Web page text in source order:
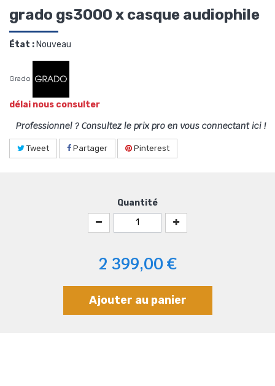
grado gs3000 x casque audiophile
État :Nouveau
Grado
délai nous consulter
Professionnel ? Consultez le prix pro en vous connectant ici !
Tweet Partager Pinterest
Quantité
2 399,00 €
Ajouter au panier